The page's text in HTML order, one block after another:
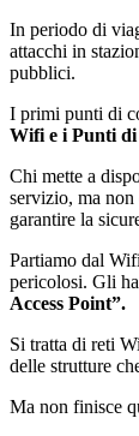
In periodo di
attacchi in
pubblici.
I primi punti di
Wifi e i Punti
Chi mette a
servizio, ma
garantire la
Partiamo dal
pericolosi. Gli
Access Point”.
Si tratta di reti
delle strutture
Ma non finisce